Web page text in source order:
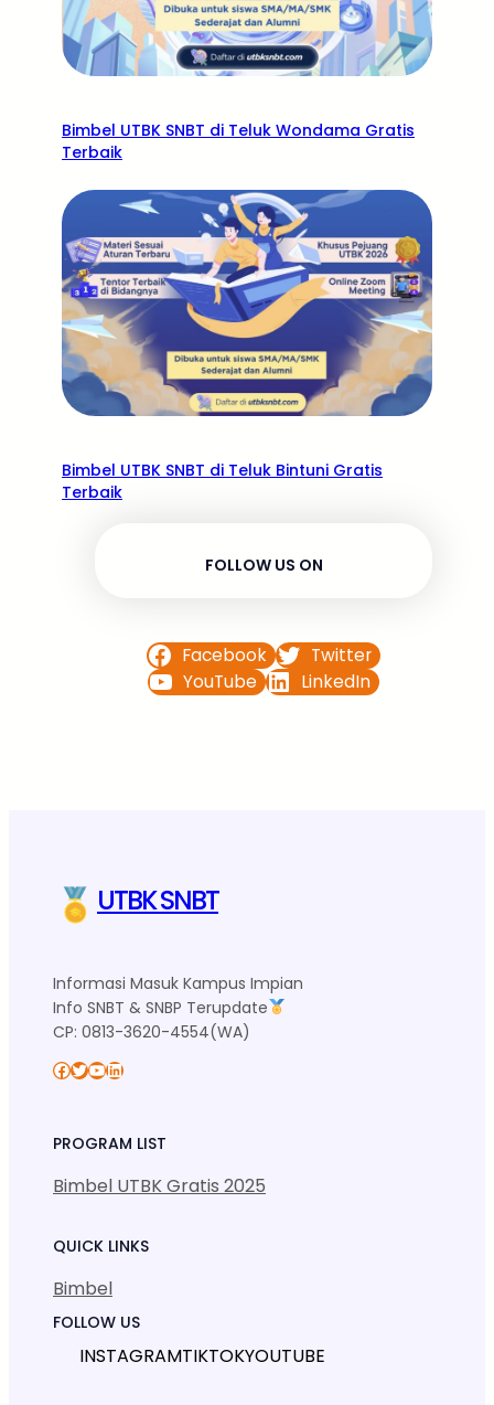
Bimbel UTBK SNBT di Teluk Wondama Gratis
Terbaik
Bimbel UTBK SNBT di Teluk Bintuni Gratis
Terbaik
FOLLOW US ON
Facebook
Twitter
YouTube
LinkedIn
UTBK SNBT
Informasi Masuk Kampus Impian
Info SNBT & SNBP Terupdate
CP: 0813-3620-4554(WA)
Facebook Twitter YouTube LinkedIn
PROGRAM LIST
Bimbel UTBK Gratis 2025
QUICK LINKS
Bimbel
FOLLOW US
INSTAGRAMTIKTOKYOUTUBE